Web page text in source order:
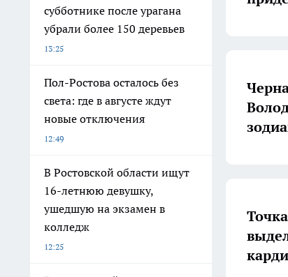
субботнике после урагана
убрали более 150 деревьев
13:25
Пол-Ростова осталось без
света: где в августе ждут
новые отключения
12:49
В Ростовской области ищут
16-летнюю девушку,
ушедшую на экзамен в
колледж
12:25